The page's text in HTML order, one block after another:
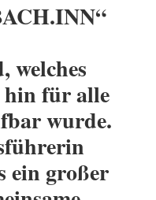
welches
hin für alle
wurde.
ein großer